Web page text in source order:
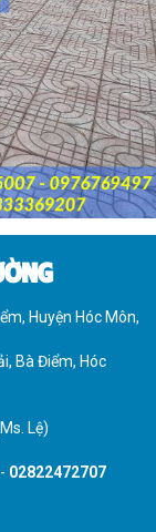
Huyện Hóc Môn,
Bà Điểm, Hóc
Lệ)
02822472707